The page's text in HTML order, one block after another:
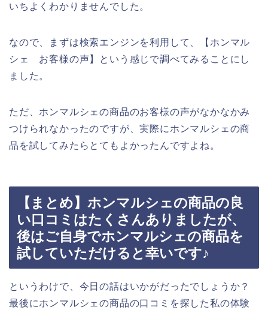
いちよくわかりませんでした。
なので、まずは検索エンジンを利用して、【ホンマル
シェ お客様の声】という感じで調べてみることにし
ました。
ただ、ホンマルシェの商品のお客様の声がなかなかみ
つけられなかったのですが、実際にホンマルシェの商
品を試してみたらとてもよかったんですよね。
【まとめ】ホンマルシェの商品の良
い口コミはたくさんありましたが、
後はご自身でホンマルシェの商品を
試していただけると幸いです♪
というわけで、今日の話はいかがだったでしょうか？
最後にホンマルシェの商品の口コミを探した私の体験